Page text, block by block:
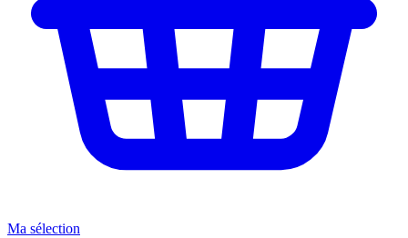
Ma sélection